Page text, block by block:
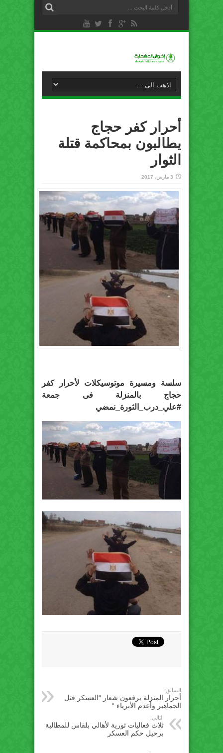
أحرار كفر حجاج
يطالبون بمحاكمة قتلة
الثوار
3 مارس، 2017
سلسة ومسيرة موتوسيكلات لأحرار كفر
حجاج بالمنزلة فى جمعة
#علي_درب_الثورة_نمضي
السابق:
أحرار المنزلة يرفعون شعار “العسكر قتل
الجماهير وأعدم الأبرياء “
التالي:
ثلاث فعاليات ثورية لأهالي بلقاس للمطالبة
برحيل حكم العسكر